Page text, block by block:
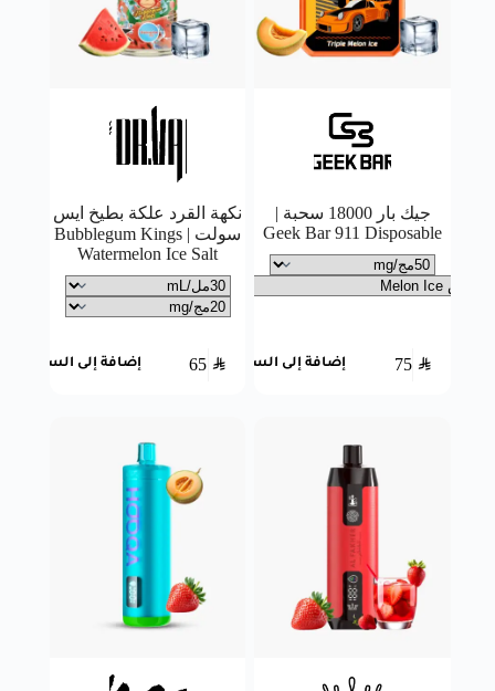
جيك بار 18000 سحبة |
Geek Bar 911 Disposable
75 SAR إضافة إلى السلة
نكهة القرد علكة بطيخ ايس
سولت | Bubblegum Kings
Watermelon Ice Salt
65 SAR إضافة إلى السلة